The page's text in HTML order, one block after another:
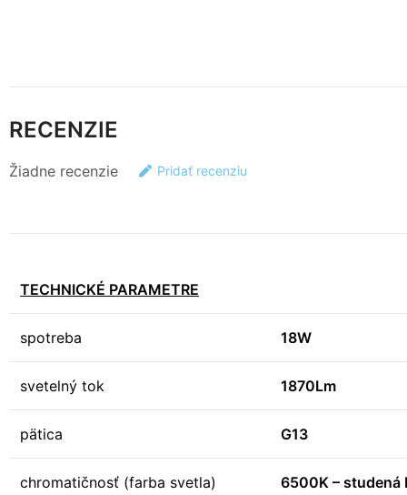
RECENZIE
Žiadne recenzie Pridať recenziu
TECHNICKÉ PARAMETRE
spotreba 18W
svetelný tok 1870Lm
pätica G13
chromatičnosť (farba svetla) 6500K – studená